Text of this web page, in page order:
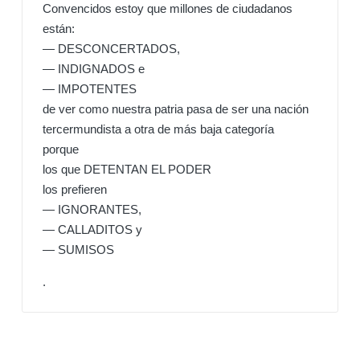
Convencidos estoy que millones de ciudadanos
están:
— DESCONCERTADOS,
— INDIGNADOS e
— IMPOTENTES
de ver como nuestra patria pasa de ser una nación
tercermundista a otra de más baja categoría
porque
los que DETENTAN EL PODER
los prefieren
— IGNORANTES,
— CALLADITOS y
— SUMISOS
.